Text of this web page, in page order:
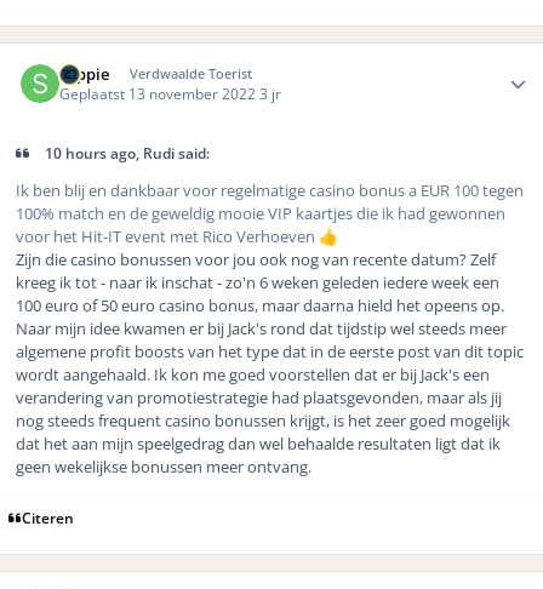
soppie Verdwaalde Toerist
Geplaatst 13 november 20223 jr
10 hours ago, Rudi said:
Ik ben blij en dankbaar voor regelmatige casino bonus a EUR 100 tegen
100% match en de geweldig mooie VIP kaartjes die ik had gewonnen
voor het Hit-IT event met Rico Verhoeven 👍
Zijn die casino bonussen voor jou ook nog van recente datum? Zelf
kreeg ik tot - naar ik inschat - zo'n 6 weken geleden iedere week een
100 euro of 50 euro casino bonus, maar daarna hield het opeens op.
Naar mijn idee kwamen er bij Jack's rond dat tijdstip wel steeds meer
algemene profit boosts van het type dat in de eerste post van dit topic
wordt aangehaald. Ik kon me goed voorstellen dat er bij Jack's een
verandering van promotiestrategie had plaatsgevonden, maar als jij
nog steeds frequent casino bonussen krijgt, is het zeer goed mogelijk
dat het aan mijn speelgedrag dan wel behaalde resultaten ligt dat ik
geen wekelijkse bonussen meer ontvang.
Citeren